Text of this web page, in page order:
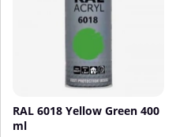
RAL 6018 Yellow Green 400
ml